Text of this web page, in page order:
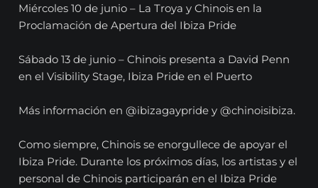
Miércoles 10 de junio – La Troya y Chinois en la
Proclamación de Apertura del Ibiza Pride
Sábado 13 de junio – Chinois presenta a David Penn
en el Visibility Stage, Ibiza Pride en el Puerto
Más información en @ibizagaypride y @chinoisibiza.
Como siempre, Chinois se enorgullece de apoyar el
Ibiza Pride. Durante los próximos días, los artistas y el
personal de Chinois participarán en el Ibiza Pride